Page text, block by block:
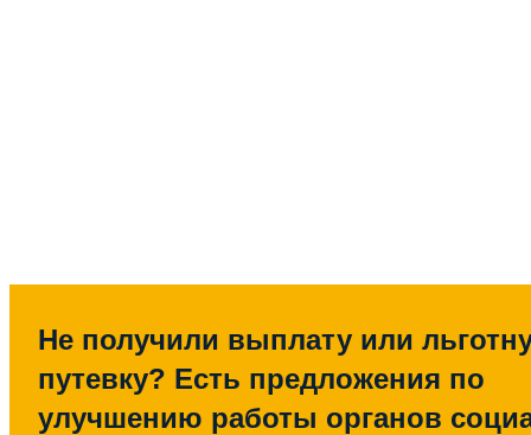
Не получили выплату или
путевку? Есть предложения по
улучшению работы органов